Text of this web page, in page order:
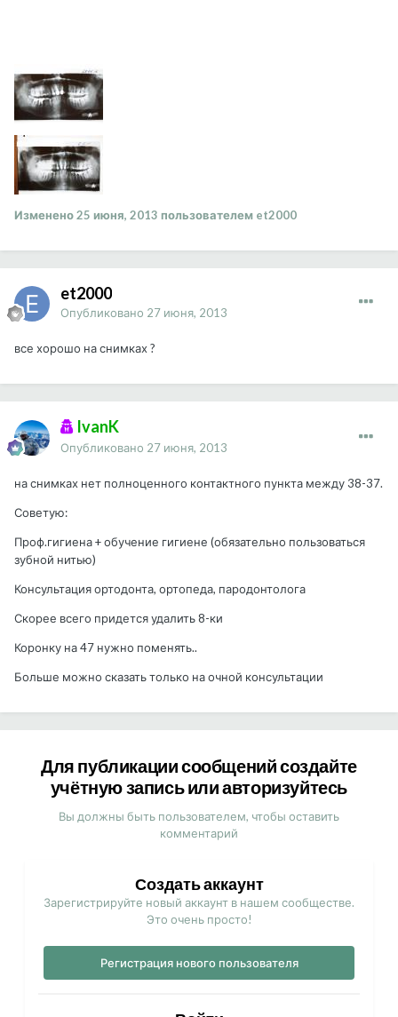
Изменено25 июня, 2013 пользователем et2000
et2000
Опубликовано 27 июня, 2013
все хорошо на снимках ?
IvanK
Опубликовано 27 июня, 2013
на снимках нет полноценного контактного пункта между 38-37.
Советую:
Проф.гигиена + обучение гигиене (обязательно пользоваться
зубной нитью)
Консультация ортодонта, ортопеда, пародонтолога
Скорее всего придется удалить 8-ки
Коронку на 47 нужно поменять..
Больше можно сказать только на очной консультации
Для публикации сообщений создайте
учётную запись или авторизуйтесь
Вы должны быть пользователем, чтобы оставить
комментарий
Создать аккаунт
Зарегистрируйте новый аккаунт в нашем сообществе.
Это очень просто!
Регистрация нового пользователя